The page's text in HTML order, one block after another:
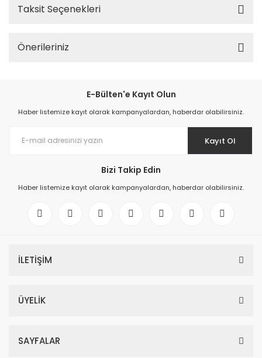
Taksit Seçenekleri
Önerileriniz
E-Bülten'e Kayıt Olun
Haber listemize kayıt olarak kampanyalardan, haberdar olabilirsiniz.
Kayıt Ol
Bizi Takip Edin
Haber listemize kayıt olarak kampanyalardan, haberdar olabilirsiniz.
İLETİŞİM
ÜYELİK
SAYFALAR